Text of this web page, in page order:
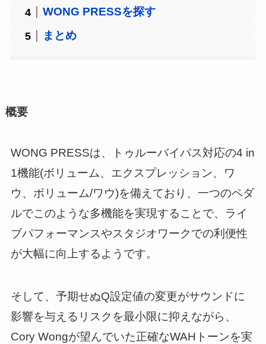
WONG PRESSを探す
まとめ
概要
WONG PRESSは、トゥルーバイパス対応の4 in
1機能(ボリューム、エクスプレッション、ワ
ウ、ボリューム/ワウ)を備えており、一つのペダ
ルでこのような多機能を実現することで、ライ
ブパフォーマンスやスタジオワークでの利便性
が大幅に向上するようです。
そして、予期せぬQ設定値の変更がサウンドに
影響を与えるリスクを最小限に抑えながら、
Cory Wongが望んでいた正確なWAHトーンを実